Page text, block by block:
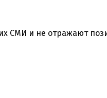
СМИ и не отражают